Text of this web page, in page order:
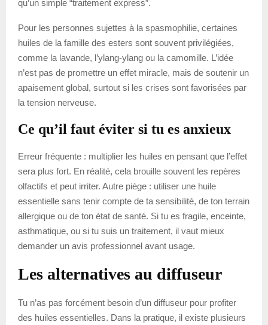
qu’un simple “traitement express”.
Pour les personnes sujettes à la spasmophilie, certaines
huiles de la famille des esters sont souvent privilégiées,
comme la lavande, l’ylang-ylang ou la camomille. L’idée
n’est pas de promettre un effet miracle, mais de soutenir un
apaisement global, surtout si les crises sont favorisées par
la tension nerveuse.
Ce qu’il faut éviter si tu es anxieux
Erreur fréquente : multiplier les huiles en pensant que l’effet
sera plus fort. En réalité, cela brouille souvent les repères
olfactifs et peut irriter. Autre piège : utiliser une huile
essentielle sans tenir compte de ta sensibilité, de ton terrain
allergique ou de ton état de santé. Si tu es fragile, enceinte,
asthmatique, ou si tu suis un traitement, il vaut mieux
demander un avis professionnel avant usage.
Les alternatives au diffuseur
Tu n’as pas forcément besoin d’un diffuseur pour profiter
des huiles essentielles. Dans la pratique, il existe plusieurs